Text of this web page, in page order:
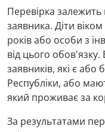
Перевірка залежить
заявника. Діти
років або особи з
від цього
заявників, які є
Республіки, або
який проживає за
За результатами